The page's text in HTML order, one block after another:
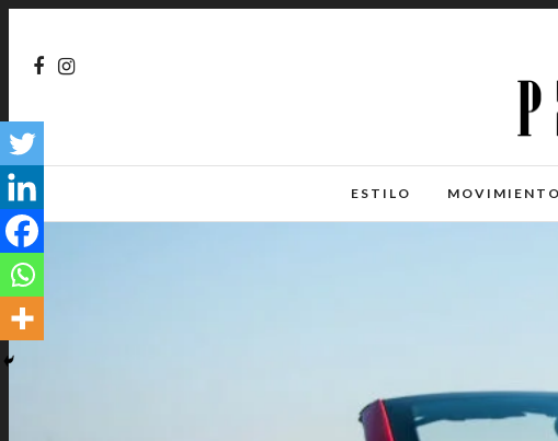
ESTILO MOVIMIENTO